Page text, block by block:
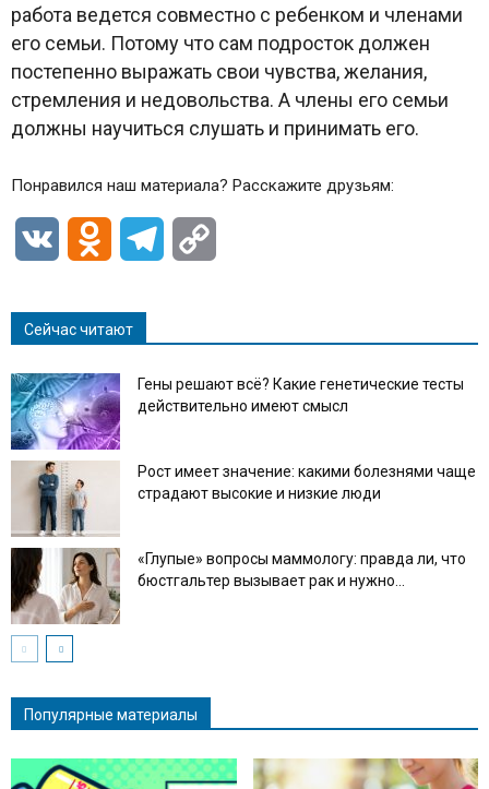
работа ведется совместно с ребенком и членами
его семьи. Потому что сам подросток должен
постепенно выражать свои чувства, желания,
стремления и недовольства. А члены его семьи
должны научиться слушать и принимать его.
Понравился наш материала? Расскажите друзьям:
VK Odnoklassniki
Telegram
Сейчас читают
Гены решают всё? Какие генетические тесты
действительно имеют смысл
Рост имеет значение: какими болезнями чаще
страдают высокие и низкие люди
«Глупые» вопросы маммологу: правда ли, что
бюстгальтер вызывает рак и нужно...
Популярные материалы